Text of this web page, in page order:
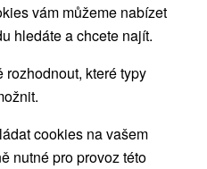
vám můžeme nabízet
hledáte a chcete najít.
které typy
cookies na vašem
nutné pro provoz této